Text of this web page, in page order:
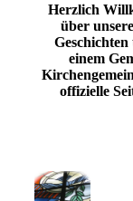
Herzlich
über
einem
offizielle